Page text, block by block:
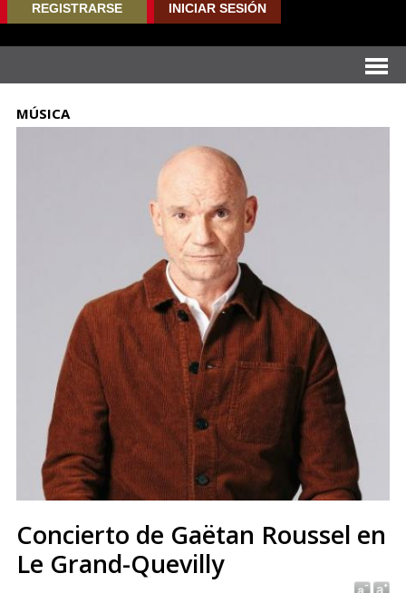
REGISTRARSE INICIAR SESIÓN
MÚSICA
Concierto de Gaëtan Roussel en
Le Grand-Quevilly